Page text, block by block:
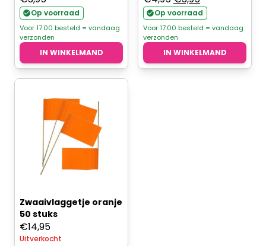
Op voorraad
Voor 17.00 besteld = vandaag
verzonden
IN WINKELMAND
prijs
was:
€4,95.
prijs
is:
€3,95.
Op voorraad
Voor 17.00 besteld = vandaag
verzonden
IN WINKELMAND
Zwaaivlaggetje oranje
50 stuks
€14,95
Uitverkocht